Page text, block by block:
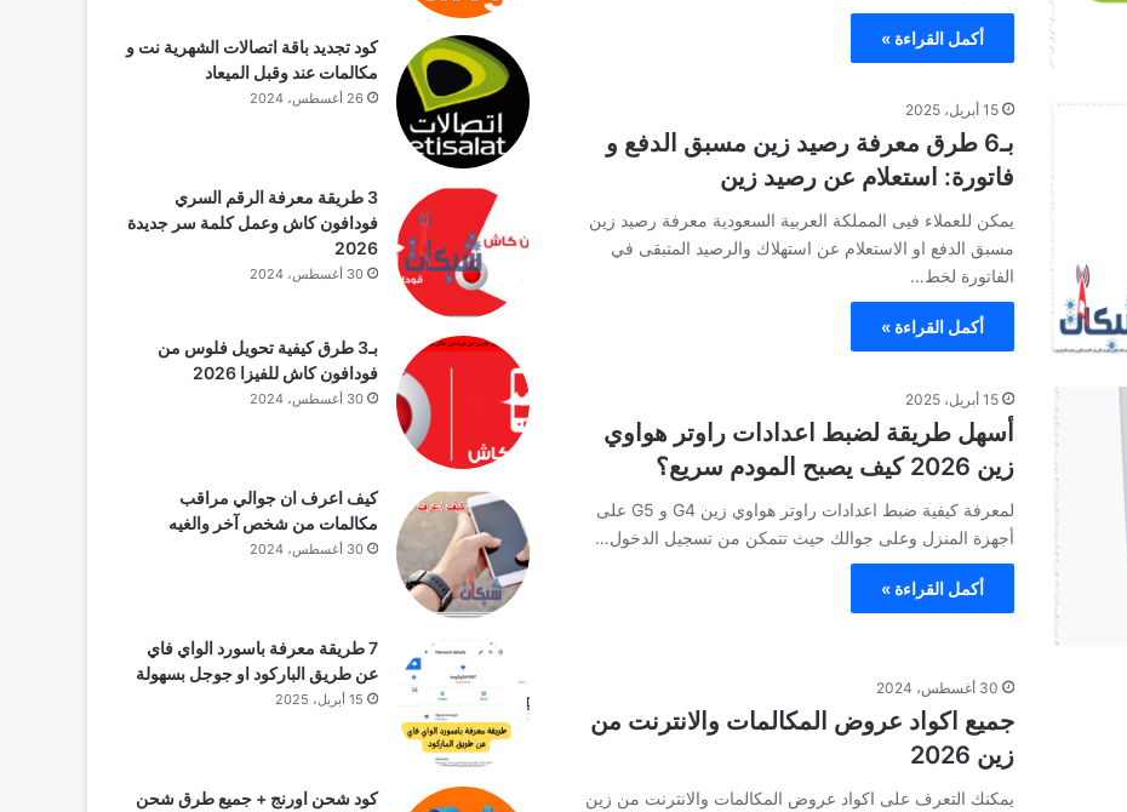
أكمل القراءة »
15 أبريل، 2025
بـ6 طرق معرفة رصيد زين مسبق الدفع و
فاتورة: استعلام عن رصيد زين
يمكن للعملاء فيى المملكة العربية السعودية معرفة رصيد زين
مسبق الدفع او الاستعلام عن استهلاك والرصيد المتبقى في
الفاتورة لخط…
أكمل القراءة »
15 أبريل، 2025
أسهل طريقة لضبط اعدادات راوتر هواوي
زين 2026 كيف يصبح المودم سريع؟
لمعرفة كيفية ضبط اعدادات راوتر هواوي زين G4 و G5 على
أجهزة المنزل وعلى جوالك حيث تتمكن من تسجيل الدخول…
أكمل القراءة »
30 أغسطس، 2024
جميع اكواد عروض المكالمات والانترنت من
زين 2026
يمكنك التعرف على اكواد عروض المكالمات والانترنت من زين
كود تجديد باقة اتصالات الشهرية نت و
مكالمات عند وقبل الميعاد
26 أغسطس، 2024
3 طريقة معرفة الرقم السري
فودافون كاش وعمل كلمة سر جديدة
2026
30 أغسطس، 2024
بـ3 طرق كيفية تحويل فلوس من
فودافون كاش للفيزا 2026
30 أغسطس، 2024
كيف اعرف ان جوالي مراقب
مكالمات من شخص آخر والغيه
30 أغسطس، 2024
7 طريقة معرفة باسورد الواي فاي
عن طريق الباركود او جوجل بسهولة
15 أبريل، 2025
كود شحن اورنج + جميع طرق شحن